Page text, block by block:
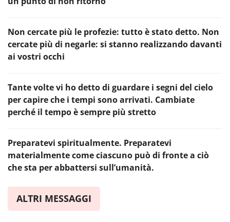
Non cercate più le profezie: tutto è stato detto. Non
cercate più di negarle: si stanno realizzando davanti
ai vostri occhi
Tante volte vi ho detto di guardare i segni del cielo
per capire che i tempi sono arrivati. Cambiate
perché il tempo è sempre più stretto
Preparatevi spiritualmente. Preparatevi
materialmente come ciascuno può di fronte a ciò
che sta per abbattersi sull’umanità.
ALTRI MESSAGGI